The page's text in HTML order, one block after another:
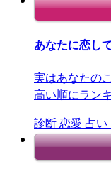
あなたに恋し
実はあなたの
高い順にラン
診断恋愛 占い